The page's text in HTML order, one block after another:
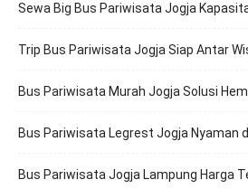
Sewa Big Bus Pariwisata Jogja
Trip Bus Pariwisata Jogja Siap Antar
Bus Pariwisata Murah Jogja Solusi
Bus Pariwisata Legrest Jogja Nyaman
Bus Pariwisata Jogja Lampung Harga